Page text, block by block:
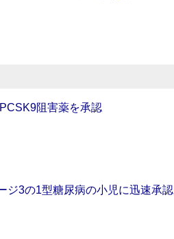
阻害薬を承認
ジ3の1型糖尿病の小児に迅速承認